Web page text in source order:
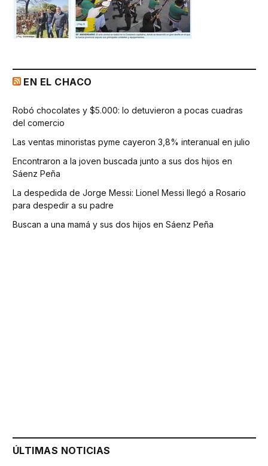
EN EL CHACO
Robó chocolates y $5.000: lo detuvieron a pocas cuadras
del comercio
Las ventas minoristas pyme cayeron 3,8% interanual en julio
Encontraron a la joven buscada junto a sus dos hijos en
Sáenz Peña
La despedida de Jorge Messi: Lionel Messi llegó a Rosario
para despedir a su padre
Buscan a una mamá y sus dos hijos en Sáenz Peña
ÚLTIMAS NOTICIAS